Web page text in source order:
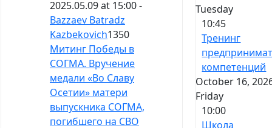
2025.05.09 at 15:00 -
Bazzaev Batradz
Kazbekovich1350
Митинг Победы в
СОГМА. Вручение
медали «Во Славу
Осетии» матери
выпускника СОГМА,
погибшего на СВО
Tuesday
10:45
Тренинг
компетенций
October 16,
Friday
10:00
Школа